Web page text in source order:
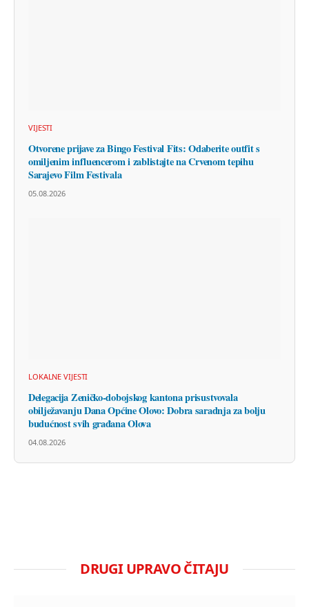
VIJESTI
Otvorene prijave za Bingo Festival Fits: Odaberite outfit s
omiljenim influencerom i zablistajte na Crvenom tepihu
Sarajevo Film Festivala
05.08.2026
LOKALNE VIJESTI
Delegacija Zeničko-dobojskog kantona prisustvovala
obilježavanju Dana Općine Olovo: Dobra saradnja za bolju
budućnost svih građana Olova
04.08.2026
DRUGI UPRAVO ČITAJU